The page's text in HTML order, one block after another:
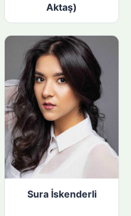
Aktaş)
Sura İskenderli